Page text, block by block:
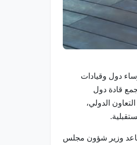
دول وقيادات
وتجمع قادة دول
الدولي،
وزير شؤون مجلس